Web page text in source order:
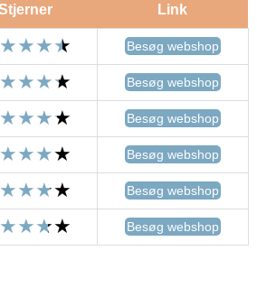
Link
Besøg webshop
Besøg webshop
Besøg webshop
Besøg webshop
Besøg webshop
Besøg webshop